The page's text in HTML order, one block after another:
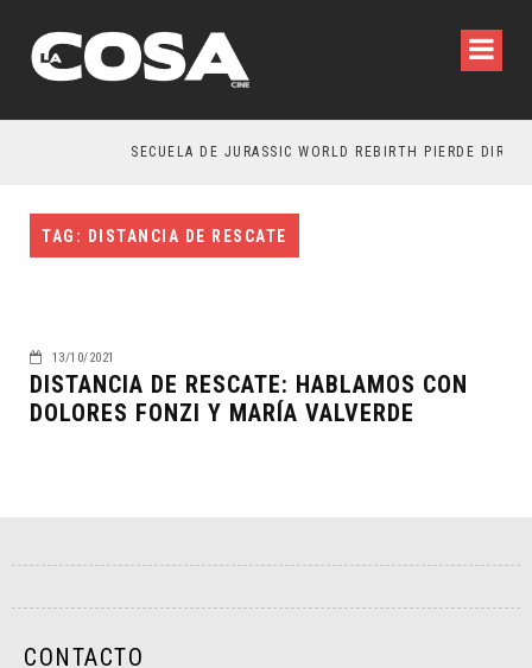
SECUELA DE JURASSIC WORLD REBIRTH PIERDE
TAG: DISTANCIA DE RESCATE
13/10/2021
DISTANCIA DE RESCATE: HABLAMOS CON
DOLORES FONZI Y MARÍA VALVERDE
CONTACTO